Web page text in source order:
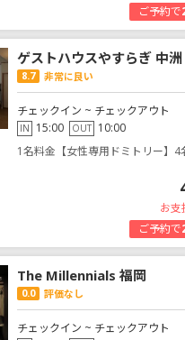
ご予約で
ゲストハウスやすらぎ 中洲
8.7 非常に良い
チェックイン ~ チェックアウト
IN 15:00 OUT 10:00
1名料金【女性専用ドミトリー】4
お支
ご予約で
The Millennials 福岡
0.0 評価なし
チェックイン ~ チェックアウト